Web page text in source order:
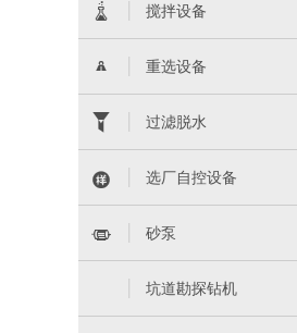
 搅拌设备
 重选设备
 过滤脱水
 选厂自控设备
 砂泵
坑道勘探钻机